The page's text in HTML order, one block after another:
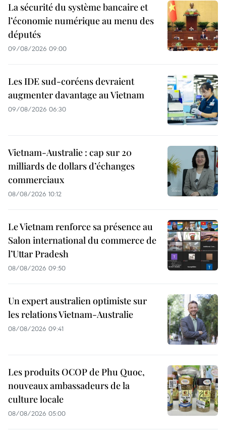
La sécurité du système bancaire et
l’économie numérique au menu des
députés
09/08/2026 09:00
Les IDE sud-coréens devraient
augmenter davantage au Vietnam
09/08/2026 06:30
Vietnam-Australie : cap sur 20
milliards de dollars d’échanges
commerciaux
08/08/2026 10:12
Le Vietnam renforce sa présence au
Salon international du commerce de
l’Uttar Pradesh
08/08/2026 09:50
Un expert australien optimiste sur
les relations Vietnam-Australie
08/08/2026 09:41
Les produits OCOP de Phu Quoc,
nouveaux ambassadeurs de la
culture locale
08/08/2026 05:00